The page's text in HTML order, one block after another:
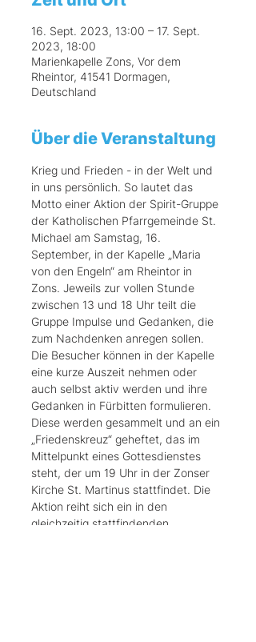
16. Sept. 2023, 13:00 – 17. Sept.
2023, 18:00
Marienkapelle Zons, Vor dem
Rheintor, 41541 Dormagen,
Deutschland
Über die Veranstaltung
Krieg und Frieden - in der Welt und
in uns persönlich. So lautet das
Motto einer Aktion der Spirit-Gruppe
der Katholischen Pfarrgemeinde St.
Michael am Samstag, 16.
September, in der Kapelle „Maria
von den Engeln“ am Rheintor in
Zons. Jeweils zur vollen Stunde
zwischen 13 und 18 Uhr teilt die
Gruppe Impulse und Gedanken, die
zum Nachdenken anregen sollen.
Die Besucher können in der Kapelle
eine kurze Auszeit nehmen oder
auch selbst aktiv werden und ihre
Gedanken in Fürbitten formulieren.
Diese werden gesammelt und an ein
„Friedenskreuz“ geheftet, das im
Mittelpunkt eines Gottesdienstes
steht, der um 19 Uhr in der Zonser
Kirche St. Martinus stattfindet. Die
Aktion reiht sich ein in den
gleichzeitig stattfindenden